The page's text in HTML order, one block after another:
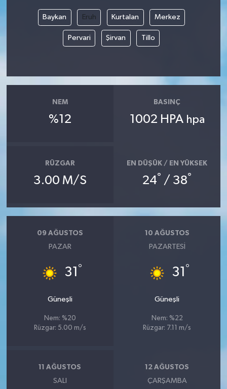
Baykan Eruh Kurtalan Merkez
Pervari Şirvan Tillo
NEM
%12
BASINÇ
1002 HPA hpa
RÜZGAR
3.00 M/S
EN DÜŞÜK / EN YÜKSEK
24° / 38°
09 AĞUSTOS
PAZAR
31 °
Güneşli
Nem: %20
Rüzgar: 5.00 m/s
10 AĞUSTOS
PAZARTESI
31 °
Güneşli
Nem: %22
Rüzgar: 7.11 m/s
11 AĞUSTOS
SALI
12 AĞUSTOS
ÇARŞAMBA